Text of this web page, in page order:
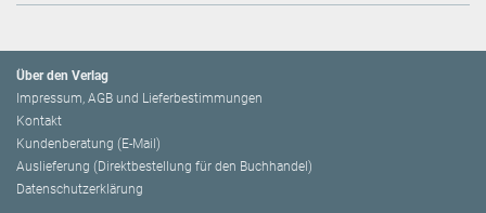
Über den Verlag
Impressum, AGB und Lieferbestimmungen
Kontakt
Kundenberatung (E-Mail)
Auslieferung (Direktbestellung für den Buchhandel)
Datenschutzerklärung